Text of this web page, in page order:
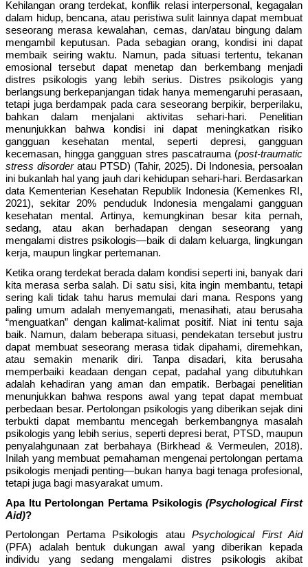
Kehilangan orang terdekat, konflik relasi interpersonal, kegagalan
dalam hidup, bencana, atau peristiwa sulit lainnya dapat membuat
seseorang merasa kewalahan, cemas, dan/atau bingung dalam
mengambil keputusan. Pada sebagian orang, kondisi ini dapat
membaik seiring waktu. Namun, pada situasi tertentu, tekanan
emosional tersebut dapat menetap dan berkembang menjadi
distres psikologis yang lebih serius. Distres psikologis yang
berlangsung berkepanjangan tidak hanya memengaruhi perasaan,
tetapi juga berdampak pada cara seseorang berpikir, berperilaku,
bahkan dalam menjalani aktivitas sehari-hari. Penelitian
menunjukkan bahwa kondisi ini dapat meningkatkan risiko
gangguan kesehatan mental, seperti depresi, gangguan
kecemasan, hingga gangguan stres pascatrauma (post-traumatic
stress disorderatau PTSD) (Tahir, 2025). Di Indonesia, persoalan
ini bukanlah hal yang jauh dari kehidupan sehari-hari. Berdasarkan
data Kementerian Kesehatan Republik Indonesia (Kemenkes RI,
2021), sekitar 20% penduduk Indonesia mengalami gangguan
kesehatan mental. Artinya, kemungkinan besar kita pernah,
sedang, atau akan berhadapan dengan seseorang yang
mengalami distres psikologis—baik di dalam keluarga, lingkungan
kerja, maupun lingkar pertemanan.
Ketika orang terdekat berada dalam kondisi seperti ini, banyak dari
kita merasa serba salah. Di satu sisi, kita ingin membantu, tetapi
sering kali tidak tahu harus memulai dari mana. Respons yang
paling umum adalah menyemangati, menasihati, atau berusaha
“menguatkan” dengan kalimat-kalimat positif. Niat ini tentu saja
baik. Namun, dalam beberapa situasi, pendekatan tersebut justru
dapat membuat seseorang merasa tidak dipahami, diremehkan,
atau semakin menarik diri. Tanpa disadari, kita berusaha
memperbaiki keadaan dengan cepat, padahal yang dibutuhkan
adalah kehadiran yang aman dan empatik. Berbagai penelitian
menunjukkan bahwa respons awal yang tepat dapat membuat
perbedaan besar. Pertolongan psikologis yang diberikan sejak dini
terbukti dapat membantu mencegah berkembangnya masalah
psikologis yang lebih serius, seperti depresi berat, PTSD, maupun
penyalahgunaan zat berbahaya (Birkhead & Vermeulen, 2018).
Inilah yang membuat pemahaman mengenai pertolongan pertama
psikologis menjadi penting—bukan hanya bagi tenaga profesional,
tetapi juga bagi masyarakat umum.
Apa Itu Pertolongan Pertama Psikologis(Psychological First
Aid)?
Pertolongan Pertama Psikologis atau Psychological First Aid
(PFA) adalah bentuk dukungan awal yang diberikan kepada
individu yang sedang mengalami distres psikologis akibat